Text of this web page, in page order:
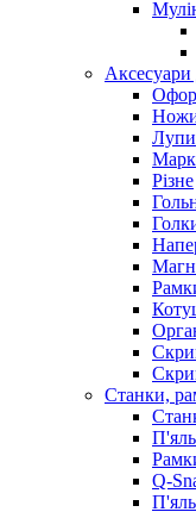
Лупи
Різне
Станки,
Q-